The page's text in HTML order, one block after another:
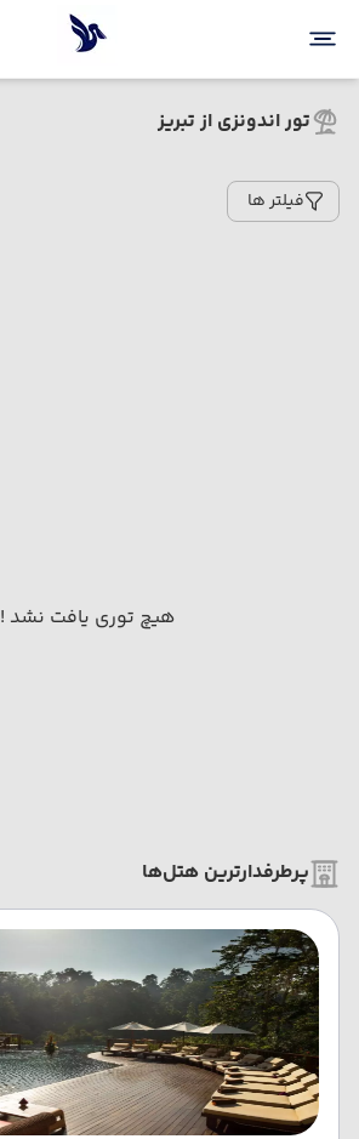
تور اندونزی از تبریز
فیلتر ها
هیچ توری یافت نشد !
پرطرفدارترین هتل‌ها